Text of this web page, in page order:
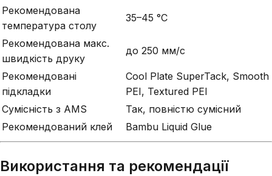
Рекомендована
температура столу
35–45 °C
Рекомендована макс.
швидкість друку
до 250 мм/с
Рекомендовані
підкладки
Cool Plate SuperTack, Smooth
PEI, Textured PEI
Сумісність з AMS
Так, повністю сумісний
Рекомендований клей
Bambu Liquid Glue
Використання та рекомендації